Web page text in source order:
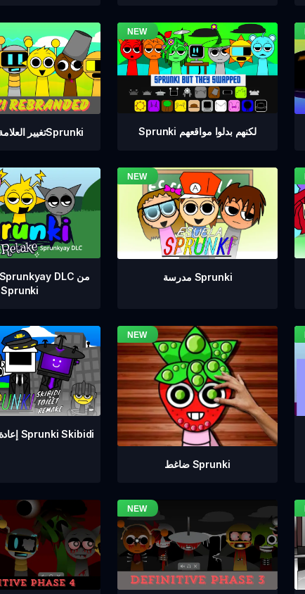
تغيير العلامة التجارية لSprunki Sprunki لكنهم بدلوا مواقعهم
Sprunki
مدرسة Sprunki
إعادة صنع مرحاض Sprunki Skibidi
ضاغط Sprunki